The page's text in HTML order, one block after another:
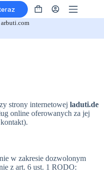
Koszyk
strony internetowej laduti.de
online oferowanych za jej
w zakresie dozwolonym
z art. 6 ust. 1 RODO: